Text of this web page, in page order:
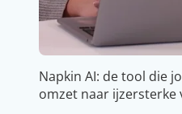
Napkin AI: de tool die
omzet naar ijzersterke